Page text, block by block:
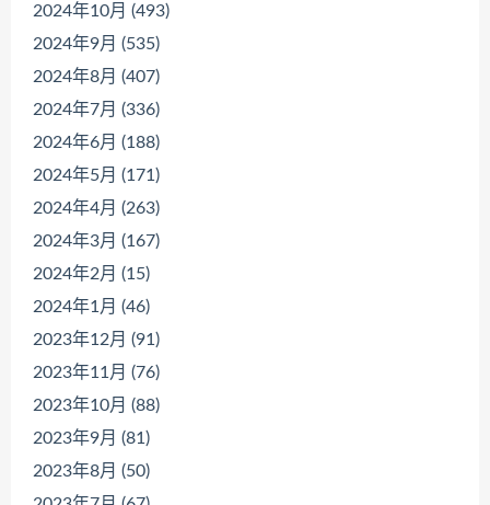
2024年10月 (493)
2024年9月 (535)
2024年8月 (407)
2024年7月 (336)
2024年6月 (188)
2024年5月 (171)
2024年4月 (263)
2024年3月 (167)
2024年2月 (15)
2024年1月 (46)
2023年12月 (91)
2023年11月 (76)
2023年10月 (88)
2023年9月 (81)
2023年8月 (50)